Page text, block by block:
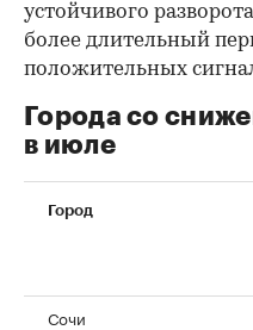
устойчивого
более длительный
положительных
Города со
в июле
Город
Сочи